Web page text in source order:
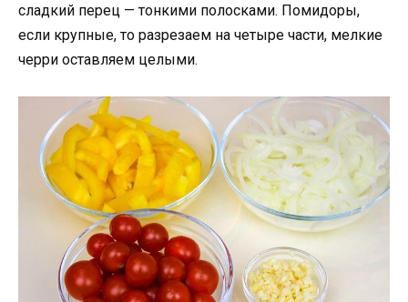
сладкий перец — тонкими полосками. Помидоры,
если крупные, то разрезаем на четыре части, мелкие
черри оставляем целыми.